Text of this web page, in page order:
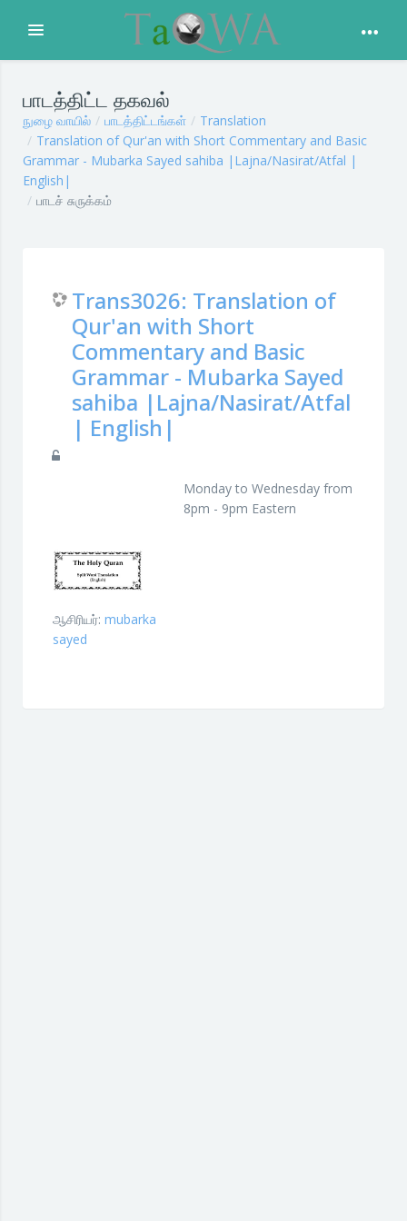
Expand
பாடத்திட்ட தகவல்
நுழை வாயில் பாடத்திட்டங்கள்
Translation
Translation of Qur'an with Short Commentary and Basic
Grammar - Mubarka Sayed sahiba |Lajna/Nasirat/Atfal |
English|
பாடச் சுருக்கம்
Trans3026: Translation of
Qur'an with Short
Commentary and Basic
Grammar - Mubarka Sayed
sahiba |Lajna/Nasirat/Atfal
| English|
Monday to Wednesday from
8pm - 9pm Eastern
ஆசிரியர்: mubarka
sayed